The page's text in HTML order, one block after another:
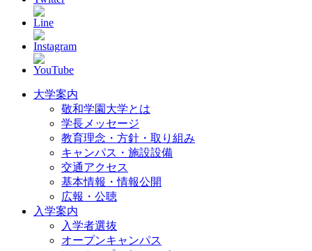
大学案内
敬和学園大学とは
学長メッセージ
教育理念・方針・取り組み
キャンパス・施設設備
交通アクセス
基本情報・情報公開
広報・公聴
入学案内
入学者選抜
オープンキャンパス